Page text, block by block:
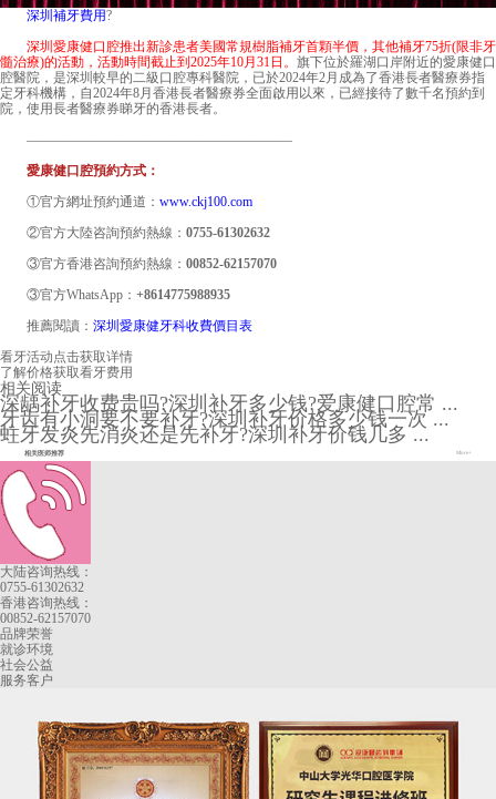
深圳補牙費用?
深圳愛康健口腔推出新診患者美國常規樹脂補牙首顆半價，其他補牙75折(限非牙
髓治療)的活動，活動時間截止到2025年10月31日。 旗下位於羅湖口岸附近的愛康健口
腔醫院，是深圳較早的二級口腔專科醫院，已於2024年2月成為了香港長者醫療券指
定牙科機構，自2024年8月香港長者醫療券全面啟用以來，已經接待了數千名預約到
院，使用長者醫療券睇牙的香港長者。
————————————————————
愛康健口腔預約方式：
①官方網址預約通道： www.ckj100.com
②官方大陸咨詢預約熱線： 0755-61302632
③官方香港咨詢預約熱線： 00852-62157070
③官方WhatsApp： +8614775988935
推薦閱讀： 深圳愛康健牙科收費價目表
看牙活动点击获取详情
了解价格获取看牙费用
相关阅读
深龋补牙收费贵吗?深圳补牙多少钱?爱康健口腔常 ...
牙齿有小洞要不要补牙?深圳补牙价格多少钱一次 ...
蛀牙发炎先消炎还是先补牙?深圳补牙价钱几多 ...
相关医师推荐 More+
大陆咨询热线：
0755-61302632
香港咨询热线：
00852-62157070
品牌荣誉
就诊环境
社会公益
服务客户